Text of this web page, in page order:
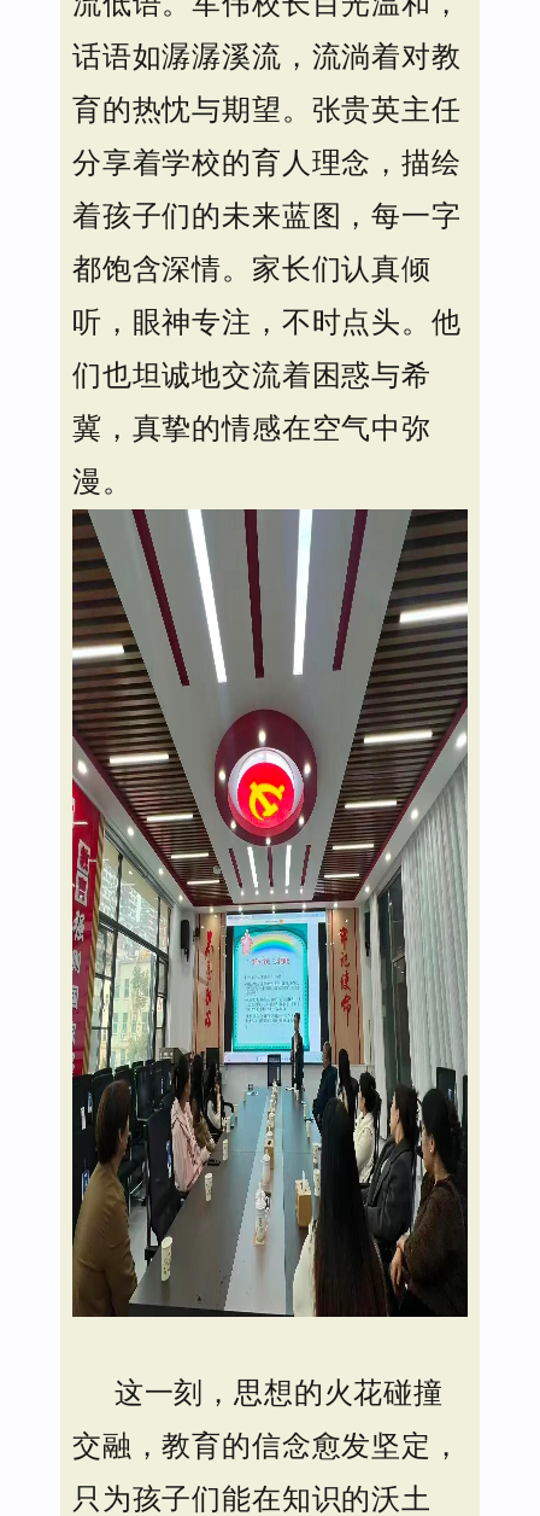
话语如潺潺溪流，流淌着对教
育的热忱与期望。张贵英主任
分享着学校的育人理念，描绘
着孩子们的未来蓝图，每一字
都饱含深情。家长们认真倾
听，眼神专注，不时点头。他
们也坦诚地交流着困惑与希
冀，真挚的情感在空气中弥
漫。
这一刻，思想的火花碰撞
交融，教育的信念愈发坚定，
只为孩子们能在知识的沃土